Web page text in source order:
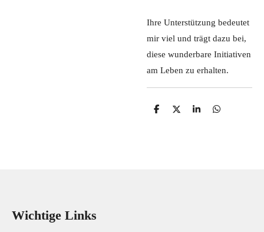
Ihre Unterstützung bedeutet
mir viel und trägt dazu bei,
diese wunderbare Initiativen
am Leben zu erhalten.
T
T
T
T
Wichtige Links